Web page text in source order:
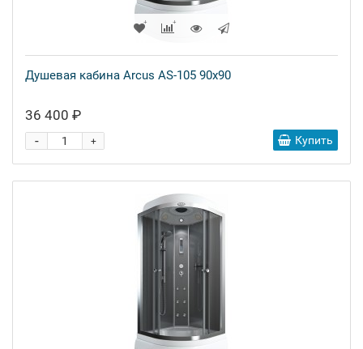
Душевая кабина Arcus AS-105 90x90
36 400 ₽
+
- Купить